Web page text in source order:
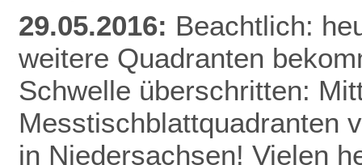
29.05.2016: Beachtlich:
weitere Quadranten
Schwelle überschritten:
Messtischblattquadranten
in Niedersachsen! Vielen